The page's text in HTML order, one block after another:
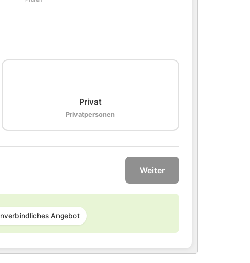
Privat
Privatpersonen
Weiter
Angebot